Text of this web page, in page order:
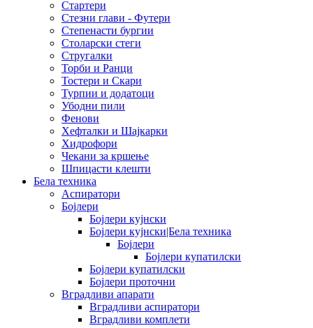
Стартери
Стезни глави - Футери
Степенасти бургии
Столарски стеги
Стругалки
Торби и Ранци
Тостери и Скари
Турпии и додатоци
Убодни пили
Фенови
Хефталки и Шајкарки
Хидрофори
Чекани за кршење
Шпицасти клешти
Бела техника
Аспиратори
Бојлери
Бојлери кујнски
Бојлери кујнски|Бела техника
Бојлери
Бојлери купатилски
Бојлери купатилски
Бојлери проточни
Вградливи апарати
Вградливи аспиратори
Вградливи комплети